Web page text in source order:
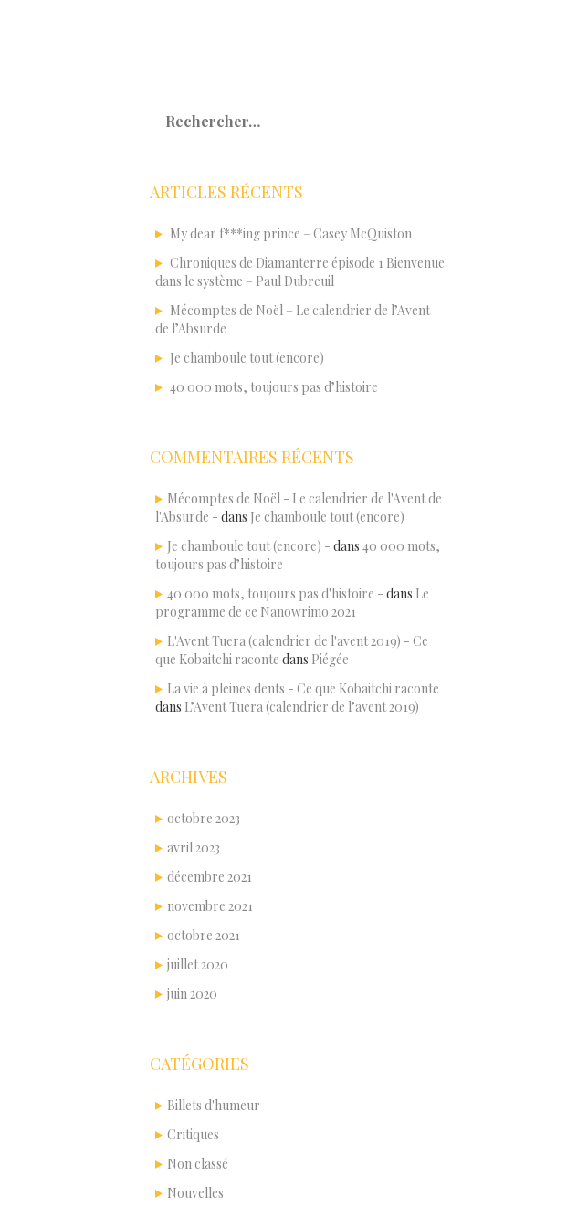
ARTICLES RÉCENTS
My dear f***ing prince – Casey McQuiston
Chroniques de Diamanterre épisode 1 Bienvenue
dans le système – Paul Dubreuil
Mécomptes de Noël – Le calendrier de l’Avent
de l’Absurde
Je chamboule tout (encore)
40 000 mots, toujours pas d’histoire
COMMENTAIRES RÉCENTS
Mécomptes de Noël - Le calendrier de l'Avent de
l'Absurde - dans Je chamboule tout (encore)
Je chamboule tout (encore) - dans 40 000 mots,
toujours pas d’histoire
40 000 mots, toujours pas d'histoire - dans Le
programme de ce Nanowrimo 2021
L'Avent Tuera (calendrier de l'avent 2019) - Ce
que Kobaitchi raconte dans Piégée
La vie à pleines dents - Ce que Kobaitchi raconte
dans L’Avent Tuera (calendrier de l’avent 2019)
ARCHIVES
octobre 2023
avril 2023
décembre 2021
novembre 2021
octobre 2021
juillet 2020
juin 2020
CATÉGORIES
Billets d'humeur
Critiques
Non classé
Nouvelles